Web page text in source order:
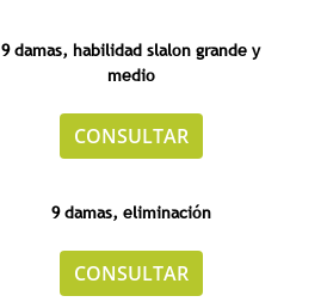
9 damas, habilidad slalon grande y
medio
CONSULTAR
9 damas, eliminación
CONSULTAR